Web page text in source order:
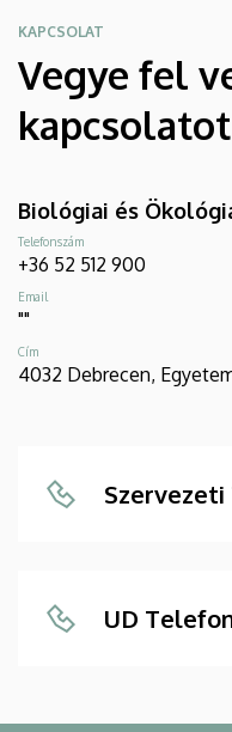
KAPCSOLAT
Vegye fel
kapcsolatot
Biológiai és
Telefonszám
+36 52 512 900
Email
""
Cím
4032 Debrecen,
UD